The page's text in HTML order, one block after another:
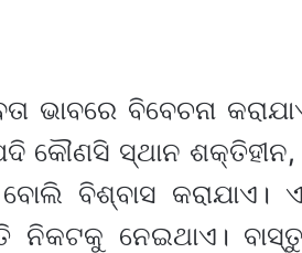
ବିବେଚନା
ସ୍ଥାନ ଶକ୍ତିହୀନ,
ବିଶ୍ବାସ
ନେଇଥାଏ।